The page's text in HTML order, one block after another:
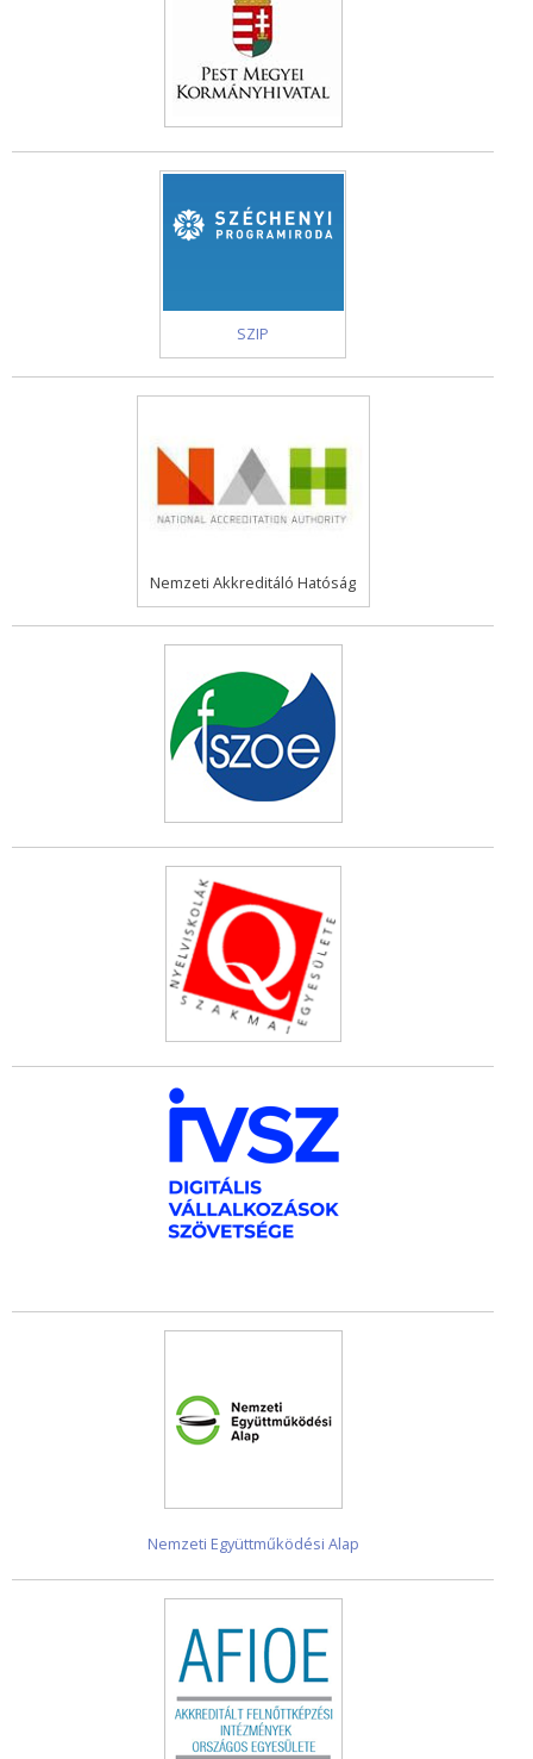
SZIP
Nemzeti Akkreditáló Hatóság
Nemzeti Együttműködési Alap